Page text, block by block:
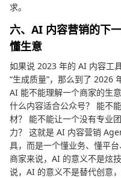
求。
六、AI 内容营销的下
懂生意
如果说 2023 年的 AI 内容工
“生成质量”，那么到了 2026
AI 能不能理解一个商家的生
什么内容适合公众号？ 能不
材？ 能不能让一个没有专业
力？ 这就是 AI 内容营销
具，而是一个懂业务、懂平
商家来说，AI 的意义不是炫
说，AI 的意义不是替代创意